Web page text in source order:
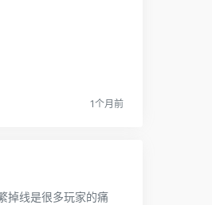
1个月前
掉线是很多玩家的痛